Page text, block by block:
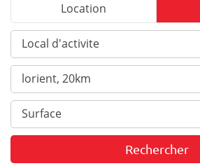
Location
Local d'activite
lorient, 20km
Surface